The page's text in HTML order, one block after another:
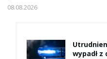
08.08.2026
wypadł z